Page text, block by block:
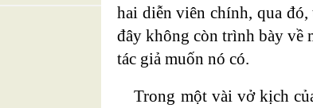
hai diễn viên chính, qua
đây không còn trình bày về
tác giả muốn nó có.
Trong một vài vở kịch